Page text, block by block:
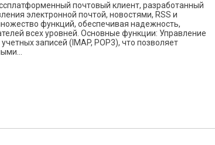
почтовый клиент, разработанный
электронной почтой, новостями, RSS и
функций, обеспечивая надежность,
всех уровней. Основные функции: Управление
записей (IMAP, POP3), что позволяет